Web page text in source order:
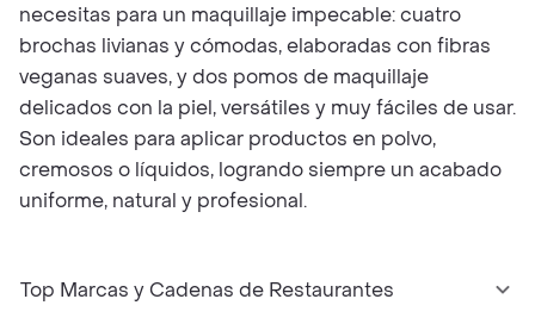
necesitas para un maquillaje impecable: cuatro
brochas livianas y cómodas, elaboradas con fibras
veganas suaves, y dos pomos de maquillaje
delicados con la piel, versátiles y muy fáciles de usar.
Son ideales para aplicar productos en polvo,
cremosos o líquidos, logrando siempre un acabado
uniforme, natural y profesional.
Top Marcas y Cadenas de Restaurantes